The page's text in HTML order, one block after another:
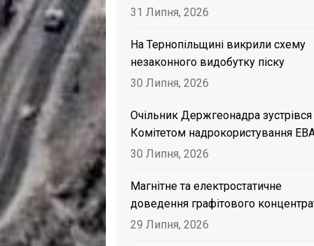
31 Липня, 2026
На Тернопільщині викрили схему
незаконного видобутку піску
30 Липня, 2026
Очільник Держгеонадра зустрівся
Комітетом надрокористування
30 Липня, 2026
Магнітне та електростатичне
доведення графітового
29 Липня, 2026